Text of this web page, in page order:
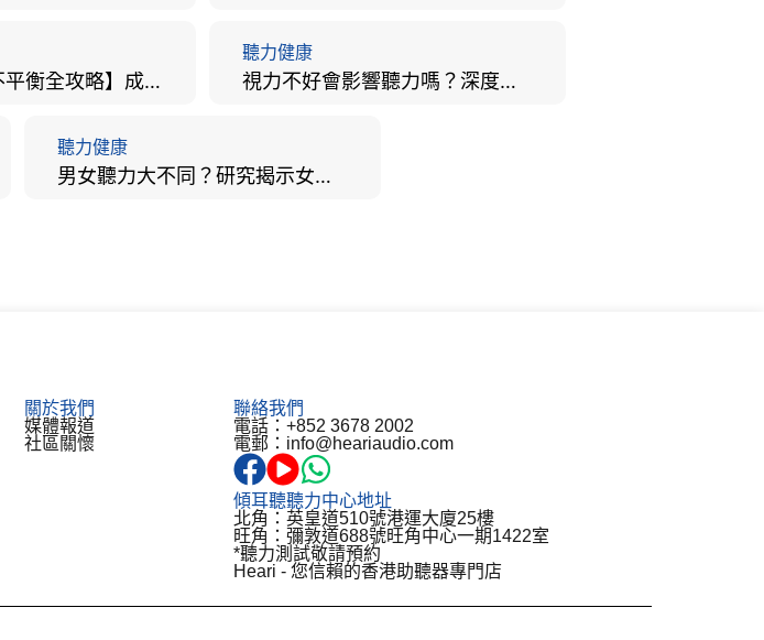
【2026 耳水不平衡全攻略】成因、病徵、治療及改善方法
聽力健康
視力不好會影響聽力嗎？深度拆解大腦「眼耳並用」的科學秘密
聽力健康
男女聽力大不同？研究揭示女性聽覺更靈敏！為何男性更易聽力損失？
關於我們
媒體報道
社區關懷
聯絡我們
電話：+852 3678 2002
電郵：info@heariaudio.com
傾耳聽聽力中心地址
北角：英皇道510號港運大廈25樓
旺角：彌敦道688號旺角中心一期1422室
*聽力測試敬請預約
Heari - 您信賴的香港助聽器專門店